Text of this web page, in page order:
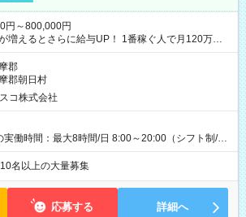
円～800,000円
増えるとさらに給与UP！ 1番稼ぐ人で月120万ほ
／週5日稼働 月
働 ＜モデルイメージ＞ ■月収50万
/江東区在住)※元建築関係 1日150個配達×25日勤務
郡
郡朝日村
コ株式会社
実働時間：最大8時間/日 8:00～20:00（シフト制/実
週5日勤務（場所次第では週4も有り） ※配達状況
外での勤務可能性有り ※案件により多少の前後あ
名以上の大量募集
応募する 詳細へ